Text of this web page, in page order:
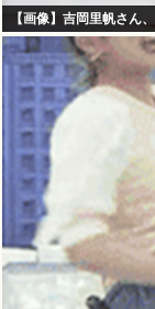
【画像】吉岡里帆さん